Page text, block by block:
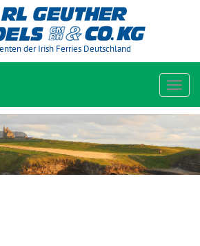
der Irish Ferries Deutschland